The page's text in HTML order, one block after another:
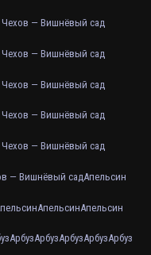
Чехов — Вишнёвый сад
Чехов — Вишнёвый сад
Чехов — Вишнёвый сад
Чехов — Вишнёвый сад
Чехов — Вишнёвый сад
— Вишнёвый садАпельсин
АпельсинАпельсин
АрбузАрбузАрбузАрбузАрбуз